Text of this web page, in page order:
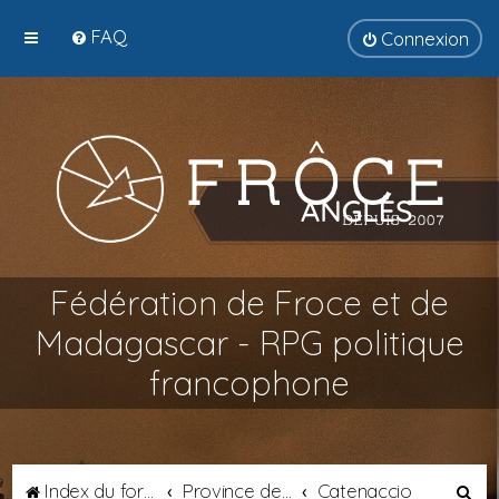
FAQ Connexion
Fédération de Froce et de
Madagascar - RPG politique
francophone
Index du forum Catenaccio